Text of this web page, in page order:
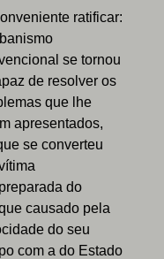
ratificar:
se tornou
de resolver os
que lhe
apresentados,
se converteu
do
causado pela
do seu
com a do Estado